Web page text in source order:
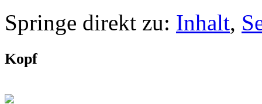
Springe direkt zu: Inhalt,
Kopf